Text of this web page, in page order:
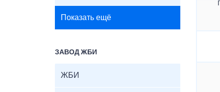
Показать ещё
ЗАВОД ЖБИ
ЖБИ